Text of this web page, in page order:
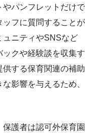
パンフレットだけで
フに質問することが
ュニティやSNSなど
クや経験談を収集す
する保育関連の補助
影響を与えるため、
護者は認可外保育園